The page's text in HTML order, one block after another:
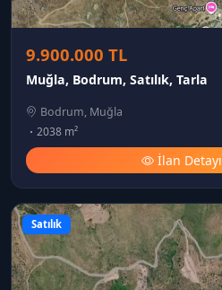
9.900.000 TL
Muğla, Bodrum, Satılık, Tarla
Bodrum, Muğla
2038 m²
İlan Detayı
Satılık